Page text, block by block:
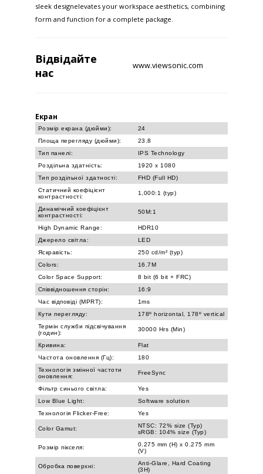
sleek designelevates your workspace aesthetics, combining
form and function for a complete package.
Відвідайте
нас
www.viewsonic.com
Екран
Розмір екрана (дюйми):
24
Площа перегляду (дюйми):
23.8
Тип панелі:
IPS Technology
Роздільна здатність:
1920 x 1080
Тип роздільної здатності:
FHD (Full HD)
Статичний коефіцієнт
контрастності:
1,000:1 (typ)
Динамічний коефіцієнт
контрастності:
50M:1
High Dynamic Range:
HDR10
Джерело світла:
LED
Яскравість:
250 cd/m² (typ)
Colors:
16.7M
Color Space Support:
8 bit (6 bit + FRC)
Співвідношення сторін:
16:9
Час відповіді (MPRT):
1ms
Кути перегляду:
178º horizontal, 178º vertical
Термін служби підсвічування
(годин):
30000 Hrs (Min)
Кривина:
Flat
Частота оновлення (Гц):
180
Технологія змінної частоти
оновлення:
FreeSync
Фільтр синього світла:
Yes
Low Blue Light:
Software solution
Технологія Flicker-Free:
Yes
Color Gamut:
NTSC: 72% size (Typ)
sRGB: 104% size (Typ)
Розмір пікселя:
0.275 mm (H) x 0.275 mm
(V)
Обробка поверхні:
Anti-Glare, Hard Coating
(3H)